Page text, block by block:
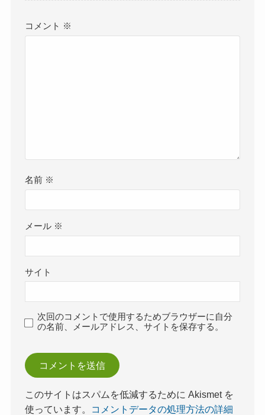
コメント ※
名前 ※
メール ※
サイト
次回のコメントで使用するためブラウザーに自分
の名前、メールアドレス、サイトを保存する。
このサイトはスパムを低減するために Akismet を
使っています。
コメントデータの処理方法の詳細